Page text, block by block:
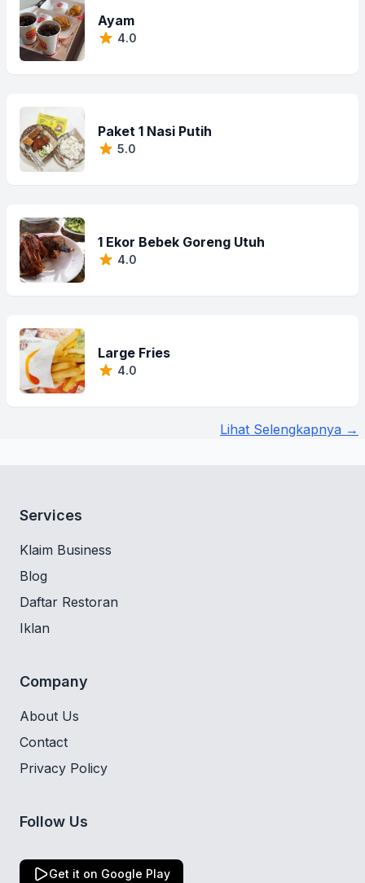
Ayam
4.0
Paket 1 Nasi Putih
5.0
1 Ekor Bebek Goreng Utuh
4.0
Large Fries
4.0
Lihat Selengkapnya →
Services
Klaim Business
Blog
Daftar Restoran
Iklan
Company
About Us
Contact
Privacy Policy
Follow Us
Get it on Google Play